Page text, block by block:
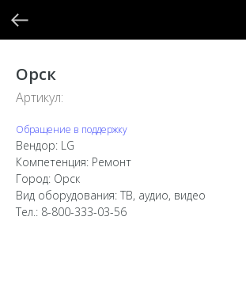
Орск
Артикул:
Обращение в поддержку
Вендор: LG
Компетенция: Ремонт
Город: Орск
Вид оборудования: ТВ, аудио, видео
Тел.: 8-800-333-03-56